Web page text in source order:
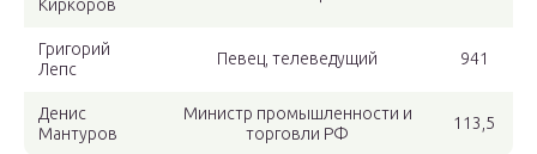
Киркоров
Григорий
Лепс
Певец, телеведущий 941
Денис
Мантуров
Министр промышленности и
торговли РФ
113,5